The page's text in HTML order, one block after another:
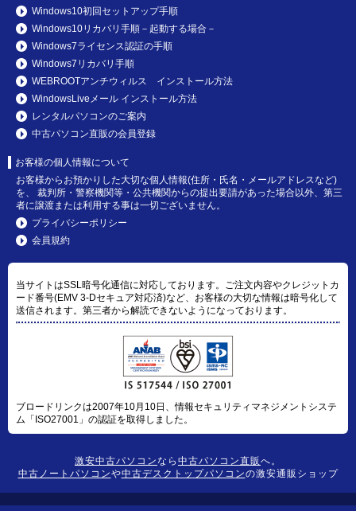
Windows10初回セットアップ手順
Windows10リカバリ手順－起動する場合－
Windows7ライセンス認証の手順
Windows7リカバリ手順
WEBROOTアンチウィルス インストール方法
WindowsLiveメール インストール方法
レンタルパソコンのご案内
中古パソコン直販の会員登録
お客様の個人情報について
お客様からお預かりした大切な個人情報(住所・氏名・メールアドレスなど)
を、 裁判所・警察機関等・公共機関からの提出要請があった場合以外、第三
者に譲渡または利用する事は一切ございません。
プライバシーポリシー
会員規約
当サイトはSSL暗号化通信に対応しております。ご注文内容やクレジットカ
ード番号(EMV 3-Dセキュア対応済)など、お客様の大切な情報は暗号化して
送信されます。第三者から解読できないようになっております。
ブロードリンクは2007年10月10日、情報セキュリティマネジメントシステ
ム「ISO27001」の認証を取得しました。
激安中古パソコンなら 中古パソコン直販へ。
中古ノートパソコンや中古デスクトップパソコンの激安通販ショップ